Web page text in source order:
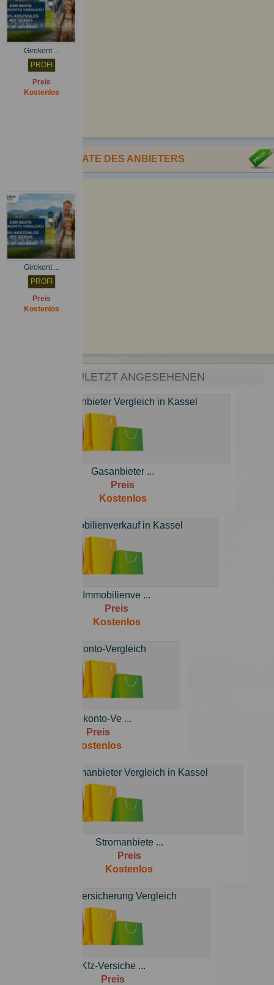
Girokont ...
PROFI
Preis
Kostenlos
ANDERE INSERATE DES ANBIETERS
Girokont ...
PROFI
Preis
Kostenlos
ZULETZT ANGESEHENEN
Gasanbieter ...
Preis
Kostenlos
Immobilienve ...
Preis
Kostenlos
Girokonto-Ve ...
Preis
Kostenlos
Stromanbiete ...
Preis
Kostenlos
Kfz-Versiche ...
Preis